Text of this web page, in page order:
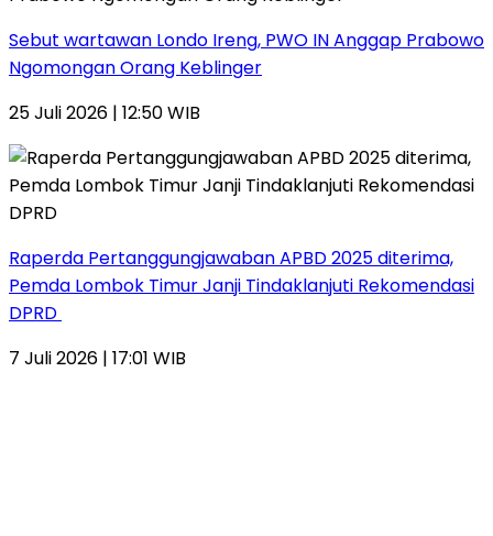
Sebut wartawan Londo Ireng, PWO IN Anggap Prabowo
Ngomongan Orang Keblinger
25 Juli 2026 | 12:50 WIB
Raperda Pertanggungjawaban APBD 2025 diterima,
Pemda Lombok Timur Janji Tindaklanjuti Rekomendasi
DPRD
7 Juli 2026 | 17:01 WIB